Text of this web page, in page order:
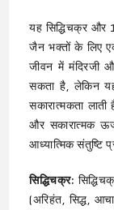
यह सिद्धिचक्र और
जैन भक्तों के लिए
जीवन में मंदिरजी
सकता है, लेकिन
सकारात्मकता
और सकारात्मक
आध्यात्मिक संतुष्टि
सिद्धिचक्र:
(अरिहंत, सिद्ध,